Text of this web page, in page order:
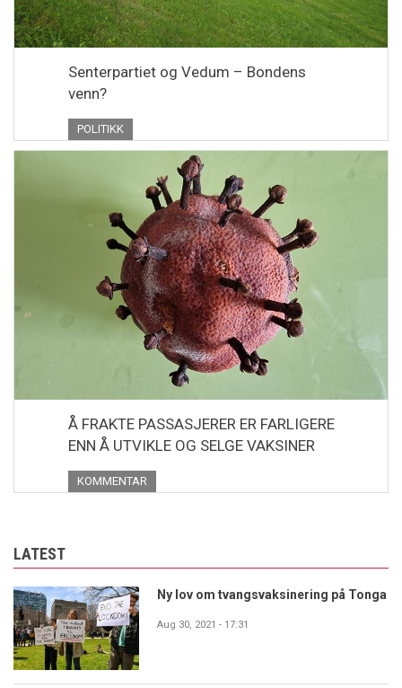
Senterpartiet og Vedum – Bondens
venn?
POLITIKK
Å FRAKTE PASSASJERER ER FARLIGERE
ENN Å UTVIKLE OG SELGE VAKSINER
KOMMENTAR
LATEST
Ny lov om tvangsvaksinering på Tonga
Aug 30, 2021 - 17:31